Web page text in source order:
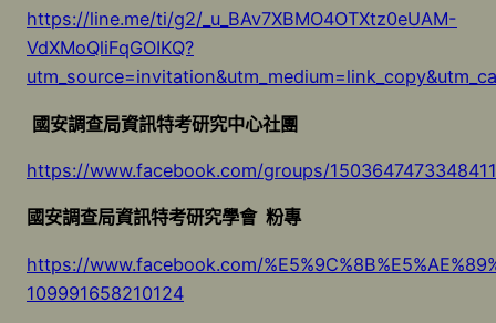
https://line.me/ti/g2/_u_BAv7XBMO4OTXtz0eUAM-
VdXMoQliFqGOIKQ?
國安調查局資訊特考研究中心社團
https://www.facebook.com/groups/1503647473348411
國安調查局資訊特考研究學會 粉專
https://www.facebook.com/
109991658210124